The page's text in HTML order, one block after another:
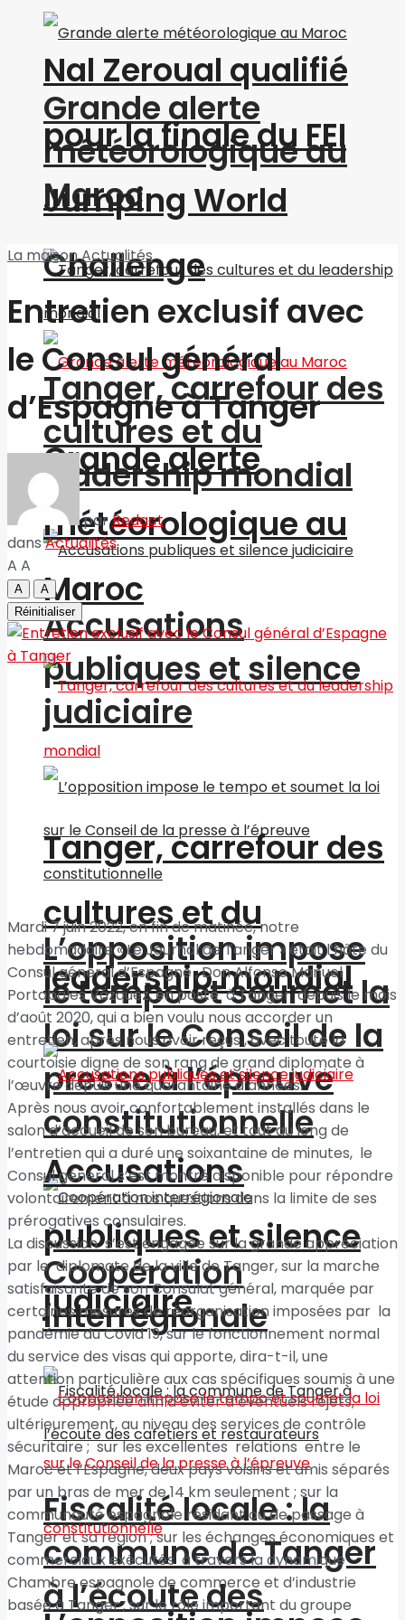
Grande alerte
météorologique au
Maroc
Tanger, carrefour des
cultures et du
leadership mondial
Accusations
publiques et silence
judiciaire
L’opposition impose
le tempo et soumet la
loi sur le Conseil de la
presse à l’épreuve
constitutionnelle
Coopération
interrégionale
Fiscalité locale : la
commune de Tanger
à l’écoute des
Nal Zeroual qualifié
pour la finale du FEI
Jumping World
Challenge
Grande alerte
météorologique au
Maroc
Tanger, carrefour des
cultures et du
leadership mondial
Accusations
publiques et silence
judiciaire
La maisonActualités
Entretien exclusif avec
le Consul général
d’Espagne à Tanger
parRedact
dans Actualités
A A
A
A
Réinitialiser
Mardi 7 juin 2022, en fin de matinée, notre
hebdomadaire « Le Journal de Tanger » était l’hôte du
Consul général d’Espagne , Don Alfonso Manuel
Portabales Vázquez​, en poste à Tanger depuis le mois
d’août 2020, qui a bien voulu nous accorder un
entretien, après nous avoir reçus , avec toute la
courtoisie digne de son rang de grand diplomate à
l’œuvre depuis une quarantaine d’années.
Après nous avoir confortablement installés dans le
salon d’accueil de son bureau, et tout au long de
l’entretien qui a duré une soixantaine de minutes, le
Consul général s’est montré disponible pour répondre
volontairement à nos questions dans la limite de ses
prérogatives consulaires.
La discussion s’est engagée sur la grande appréciation
par le diplomate de la ville de Tanger, sur la marche
satisfaisante de son Consulat général, marquée par
certaines mesures de réorganisation imposées par la
pandémie du Covid 19, sur le fonctionnement normal
du service des visas qui apporte, dira-t-il, une
attention particulière aux cas spécifiques soumis à une
étude appropriée afin d’éviter d’éventuels rejets,
ultérieurement, au niveau des services de contrôle
sécuritaire ; sur les excellentes relations entre le
Maroc et l’Espagne, deux pays voisins et amis séparés
par un bras de mer de 14 km seulement ; sur la
communauté espagnole résidant ou de passage à
Tanger et sa région ; sur les échanges économiques et
commerciaux exécutés à travers la dynamique
Chambre espagnole de commerce et d’industrie
basée à Tanger ; sur le rôle important du groupe